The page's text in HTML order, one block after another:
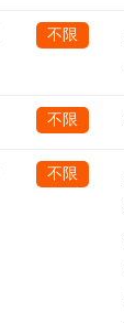
不限
不限
不限